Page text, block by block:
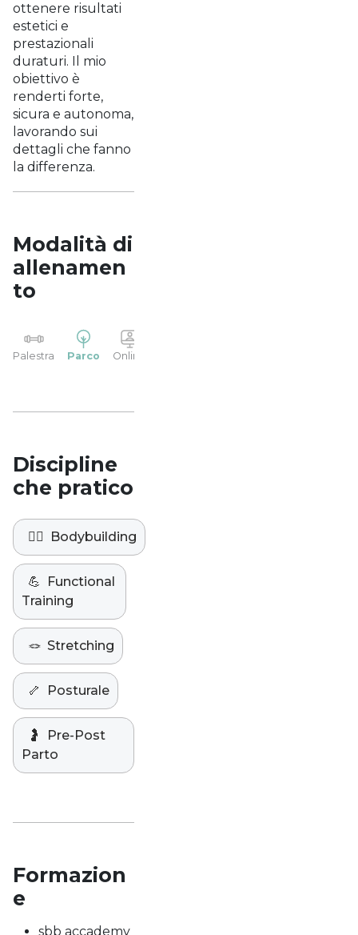
ottenere risultati
estetici e
prestazionali
duraturi. Il mio
obiettivo è
renderti forte,
sicura e autonoma,
lavorando sui
dettagli che fanno
la differenza.
Modalità di
allenamen
to
Palestra Parco Online
Discipline
che pratico
🏋️‍♀️ Bodybuilding
💪
Functional
Training
🪢 Stretching
🦴 Posturale
🤰
Pre-Post
Parto
Formazion
e
sbb accademy